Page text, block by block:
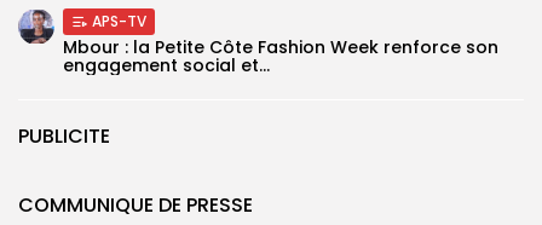
PUBLICITE
COMMUNIQUE DE PRESSE
APS-TV
Mbour : la Petite Côte Fashion Week renforce son
engagement social et...